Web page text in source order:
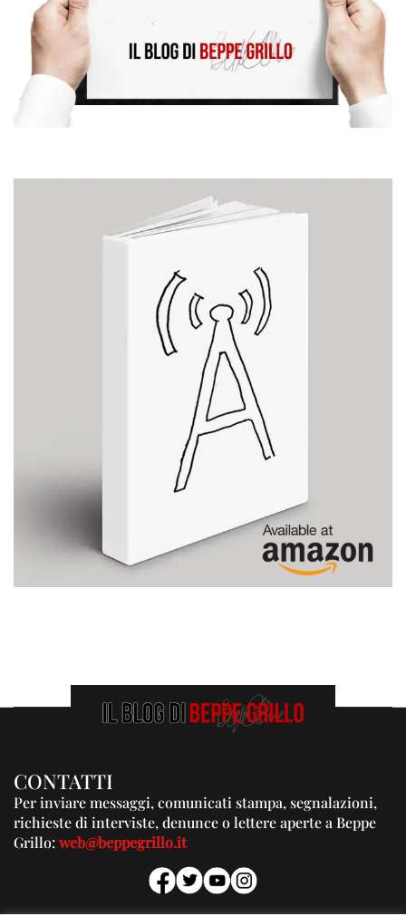
CONTATTI
Per inviare messaggi, comunicati stampa, segnalazioni,
richieste di interviste, denunce o lettere aperte a Beppe
Grillo:web@beppegrillo.it